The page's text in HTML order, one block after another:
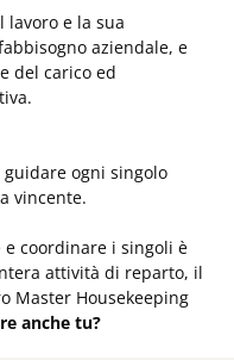
lavoro e la sua
aziendale, e
del carico ed
ogni singolo
vincente.
coordinare i singoli è
attività di reparto, il
Master Housekeeping
anche tu?